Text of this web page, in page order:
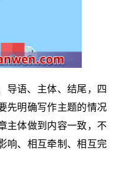
导语、主体、结尾，四
先明确写作主题的情况
主体做到内容一致，不
响、相互牵制、相互完